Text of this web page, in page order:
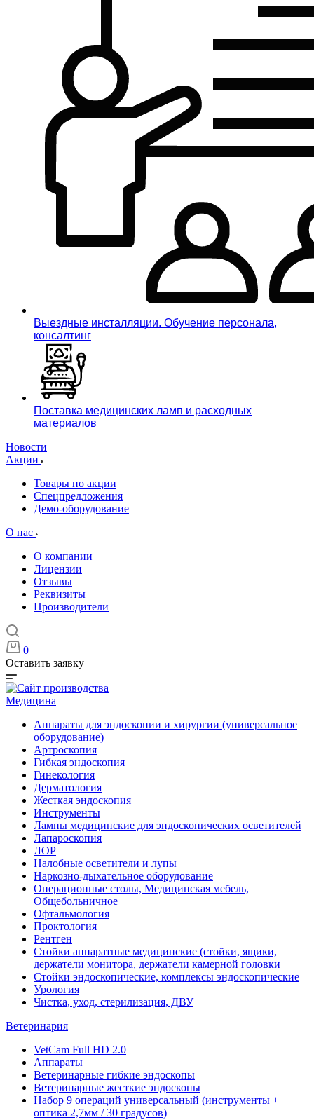
Выездные инсталляции. Обучение персонала,
консалтинг
Поставка медицинских ламп и расходных
материалов
Новости
Акции
Товары по акции
Спецпредложения
Демо-оборудование
О нас
О компании
Лицензии
Отзывы
Реквизиты
Производители
0
Оставить заявку
Медицина
Аппараты для эндоскопии и хирургии (универсальное
оборудование)
Артроскопия
Гибкая эндоскопия
Гинекология
Дерматология
Жесткая эндоскопия
Инструменты
Лампы медицинские для эндоскопических осветителей
Лапароскопия
ЛОР
Налобные осветители и лупы
Наркозно-дыхательное оборудование
Операционные столы, Медицинская мебель,
Общебольничное
Офтальмология
Проктология
Рентген
Стойки аппаратные медицинские (стойки, ящики,
держатели монитора, держатели камерной головки
Стойки эндоскопические, комплексы эндоскопические
Урология
Чистка, уход, стерилизация, ДВУ
Ветеринария
VetCam Full HD 2.0
Аппараты
Ветеринарные гибкие эндоскопы
Ветеринарные жесткие эндоскопы
Набор 9 операций универсальный (инструменты +
оптика 2,7мм / 30 градусов)